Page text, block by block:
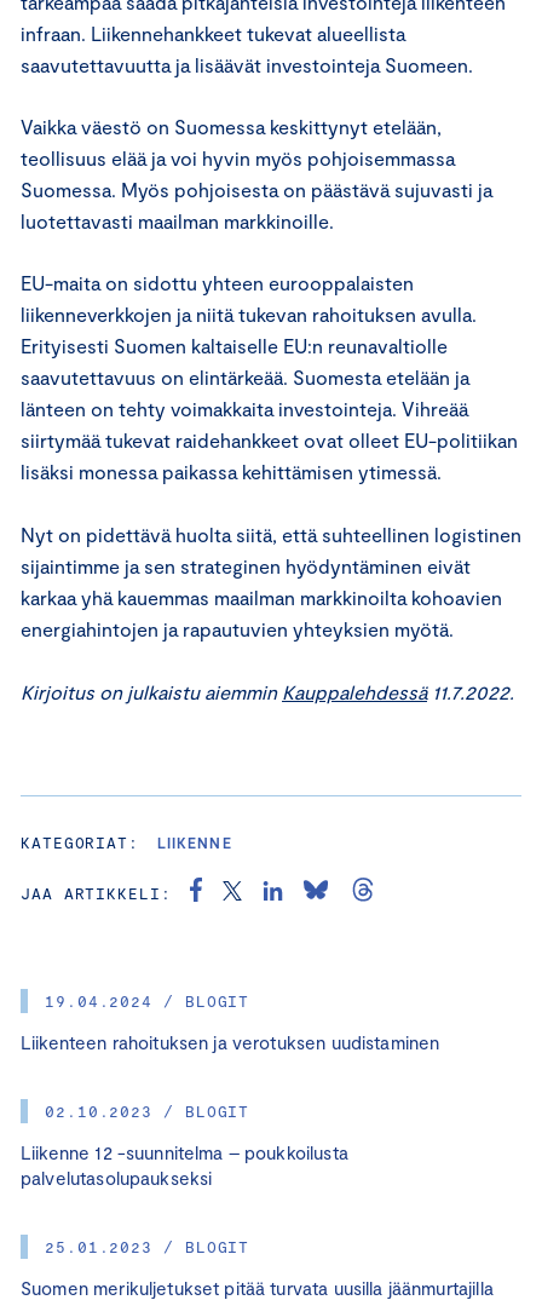
19.04.2024 / BLOGIT
Liikenteen rahoituksen ja verotuksen uudistaminen
02.10.2023 / BLOGIT
Liikenne 12 -suunnitelma – poukkoilusta
palvelutasolupaukseksi
25.01.2023 / BLOGIT
Suomen merikuljetukset pitää turvata uusilla jäänmurtajilla
infraan. Liikennehankkeet tukevat alueellista
saavutettavuutta ja lisäävät investointeja Suomeen.
Vaikka väestö on Suomessa keskittynyt etelään,
teollisuus elää ja voi hyvin myös pohjoisemmassa
Suomessa. Myös pohjoisesta on päästävä sujuvasti ja
luotettavasti maailman markkinoille.
EU-maita on sidottu yhteen eurooppalaisten
liikenneverkkojen ja niitä tukevan rahoituksen avulla.
Erityisesti Suomen kaltaiselle EU:n reunavaltiolle
saavutettavuus on elintärkeää. Suomesta etelään ja
länteen on tehty voimakkaita investointeja. Vihreää
siirtymää tukevat raidehankkeet ovat olleet EU-politiikan
lisäksi monessa paikassa kehittämisen ytimessä.
Nyt on pidettävä huolta siitä, että suhteellinen logistinen
sijaintimme ja sen strateginen hyödyntäminen eivät
karkaa yhä kauemmas maailman markkinoilta kohoavien
energiahintojen ja rapautuvien yhteyksien myötä.
Kirjoitus on julkaistu aiemmin Kauppalehdessä11.7.2022.
KATEGORIAT: LIIKENNE
JAA ARTIKKELI: